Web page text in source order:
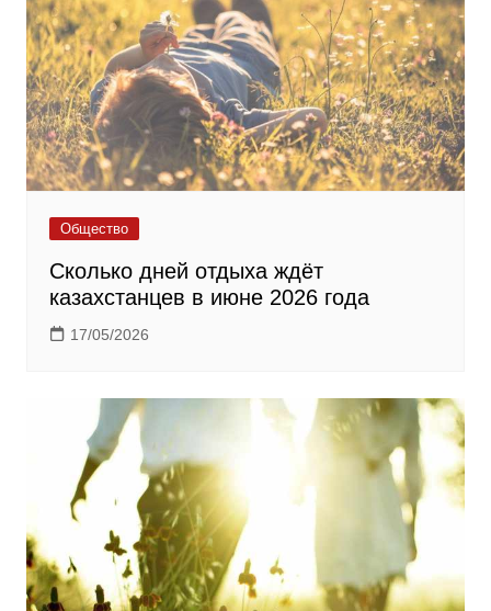
Общество
Сколько дней отдыха ждёт
казахстанцев в июне 2026 года
17/05/2026